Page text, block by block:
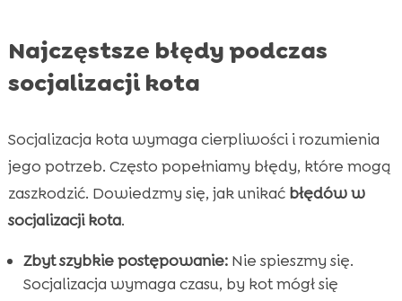
Najczęstsze błędy podczas
socjalizacji kota
Socjalizacja kota wymaga cierpliwości i rozumienia
jego potrzeb. Często popełniamy błędy, które mogą
zaszkodzić. Dowiedzmy się, jak unikać błędów w
socjalizacji kota.
Zbyt szybkie postępowanie:Nie spieszmy się.
Socjalizacja wymaga czasu, by kot mógł się